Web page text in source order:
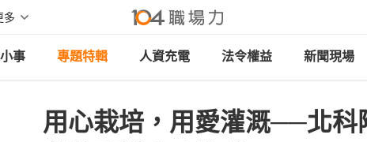
多
事 專題特輯 人資充電 法令權益 新聞現場
用心栽培，用愛灌溉──北科